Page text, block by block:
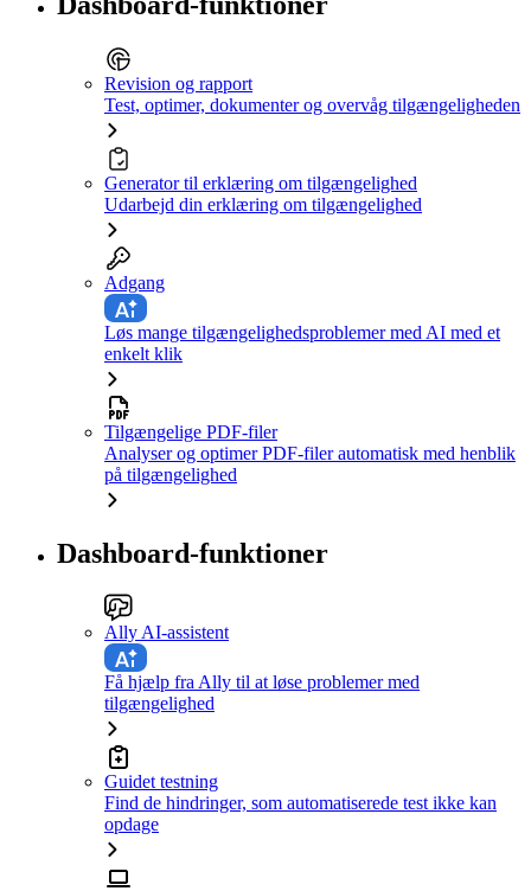
Revision og rapport
Test, optimer, dokumenter og overvåg tilgængeligheden
Generator til erklæring om tilgængelighed
Udarbejd din erklæring om tilgængelighed
Adgang
Løs mange tilgængelighedsproblemer med AI med et
enkelt klik
Tilgængelige PDF-filer
Analyser og optimer PDF-filer automatisk med henblik
på tilgængelighed
Dashboard-funktioner
Ally AI-assistent
Få hjælp fra Ally til at løse problemer med
tilgængelighed
Guidet testning
Find de hindringer, som automatiserede test ikke kan
opdage